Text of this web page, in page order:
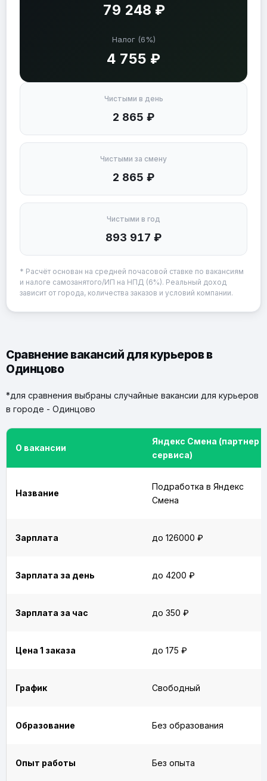
79 248 ₽
Налог (6%)
4 755 ₽
Чистыми в день
2 865 ₽
Чистыми за смену
2 865 ₽
Чистыми в год
893 917 ₽
* Расчёт основан на средней почасовой ставке по вакансиям
и налоге самозанятого/ИП на НПД (6%). Реальный доход
зависит от города, количества заказов и условий компании.
Сравнение вакансий для курьеров в
Одинцово
*для сравнения выбраны случайные вакансии для курьеров
в городе - Одинцово
О вакансии
Яндекс Смена (партнер
сервиса)
Название
Подработка в Яндекс
Смена
Зарплата до 126000 ₽
Зарплата за день до 4200 ₽
Зарплата за час до 350 ₽
Цена 1 заказа до 175 ₽
График Свободный
Образование Без образования
Опыт работы Без опыта